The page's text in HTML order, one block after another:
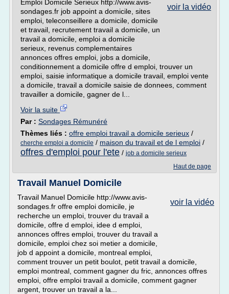
voir la vidéo
Emploi Domicile Serieux http://www.avis-
sondages.fr job appoint a domicile, sites
emploi, teleconseillere a domicile, domicile
et travail, recrutement travail a domicile, un
travail a domicile, emploi a domicile
serieux, revenus complementaires
annonces offres emploi, jobs a domicile,
conditionnement a domicile offre d emploi, trouver un
emploi, saisie informatique a domicile travail, emploi vente
a domicile, travail a domicile saisie de donnees, comment
travailler a domicile, gagner de l...
Voir la suite
Par : Sondages Rémunéré
Thèmes liés : offre emploi travail a domicile serieux /
cherche emploi a domicile / maison du travail et de l emploi /
offres d'emploi pour l'ete / job a domicile serieux
Haut de page
Travail Manuel Domicile
voir la vidéo
Travail Manuel Domicile http://www.avis-
sondages.fr offre emploi domicile, je
recherche un emploi, trouver du travail a
domicile, offre d emploi, idee d emploi,
annonces offres emploi, trouver du travail a
domicile, emploi chez soi metier a domicile,
job d appoint a domicile, montreal emploi,
comment trouver un petit boulot, petit travail a domicile,
emploi montreal, comment gagner du fric, annonces offres
emploi, offre emploi travail a domicile, comment gagner
argent, trouver un travail a la...